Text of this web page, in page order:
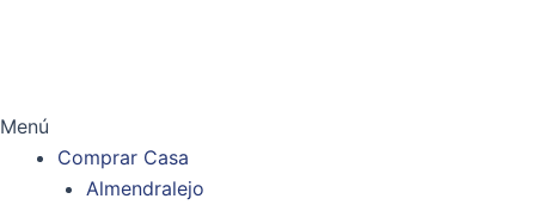
Menú
Comprar Casa
Almendralejo